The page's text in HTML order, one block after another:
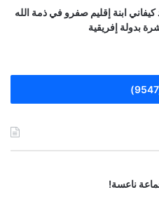
كيفاني ابنة إقليم صفرو في ذمة الله
بدولة إفريقية
ناعسة!